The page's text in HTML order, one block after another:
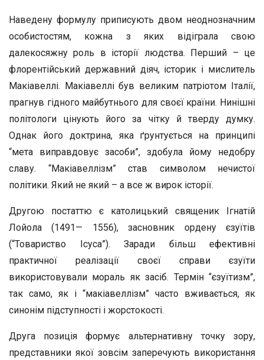
Наведену формулу приписують двом неоднозначним
особистостям, кожна з яких відіграла свою
далекосяжну роль в історії людства. Перший – це
флорентійський державний діяч, історик і мислитель
Макіавеллі. Макіавеллі був великим патріотом Італії,
прагнув гідного майбутнього для своєї країни. Нинішні
політологи цінують його за чітку й тверду думку.
Однак його доктрина, яка ґрунтується на принципі
“мета виправдовує засоби”, здобула йому недобру
славу. “Макіавеллізм” став символом нечистої
політики. Який не який – а все ж вирок історії.
Другою постаттю є католицький священик Ігнатій
Лойола (1491— 1556), засновник ордену єзуїтів
(“Товариство Ісуса”). Заради більш ефективні
практичної реалізації своєї справи єзуїти
використовували мораль як засіб. Термін “єзуїтизм”,
так само, як і “макіавеллізм” часто вживається, як
синонім підступності і жорстокості.
Друга позиція формує альтернативну точку зору,
представники якої зовсім заперечують використання